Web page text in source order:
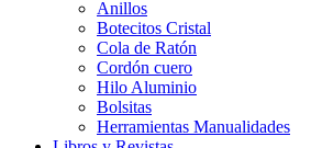
Anillos
Botecitos Cristal
Cola de Ratón
Cordón cuero
Hilo Aluminio
Bolsitas
Herramientas Manualidades